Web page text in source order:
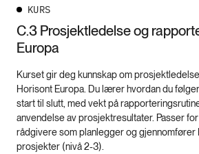
KURS
C.3 Prosjektledelse og
Europa
Kurset gir deg kunnskap om
Horisont Europa. Du lærer hvordan du
start til slutt, med vekt på
anvendelse av prosjektresultater. Passer
rådgivere som planlegger og gjennomfører
prosjekter (nivå 2-3).